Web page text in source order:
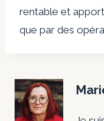
rentable et
que par des